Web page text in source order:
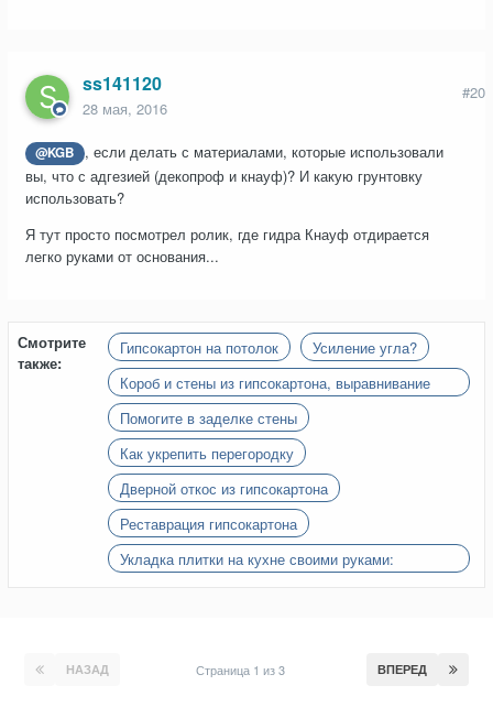
ss141120
28 мая, 2016
#20
@KGB , если делать с материалами, которые использовали
вы, что с адгезией (декопроф и кнауф)? И какую грунтовку
использовать?
Я тут просто посмотрел ролик, где гидра Кнауф отдирается
легко руками от основания...
Смотрите
также:
Гипсокартон на потолок
Усиление угла?
Короб и стены из гипсокартона, выравнивание
стен и углы 90 градусов
Помогите в заделке стены
Как укрепить перегородку
Дверной откос из гипсокартона
Реставрация гипсокартона
Укладка плитки на кухне своими руками:
НАЗАД ВПЕРЕД
Страница 1 из 3